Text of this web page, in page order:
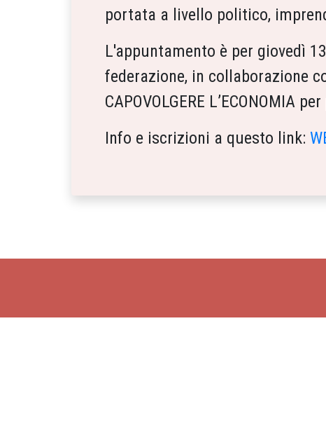
portata a livello politico,
L'appuntamento è per giovedì
federazione, in collaborazione
CAPOVOLGERE L’ECONOMIA
Info e iscrizioni a questo link: